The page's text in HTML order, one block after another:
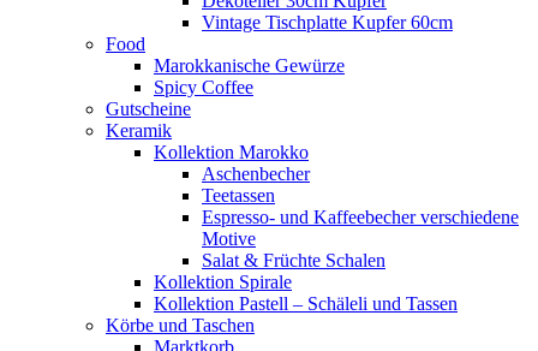
Vintage Tischplatte Kupfer 60cm
Food
Marokkanische Gewürze
Spicy Coffee
Gutscheine
Keramik
Kollektion Marokko
Aschenbecher
Teetassen
Espresso- und Kaffeebecher verschiedene
Motive
Salat & Früchte Schalen
Kollektion Spirale
Kollektion Pastell – Schäleli und Tassen
Körbe und Taschen
Marktkorb